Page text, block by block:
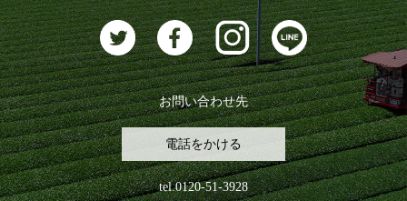
お問い合わせ先
電話をかける
tel.0120-51-3928